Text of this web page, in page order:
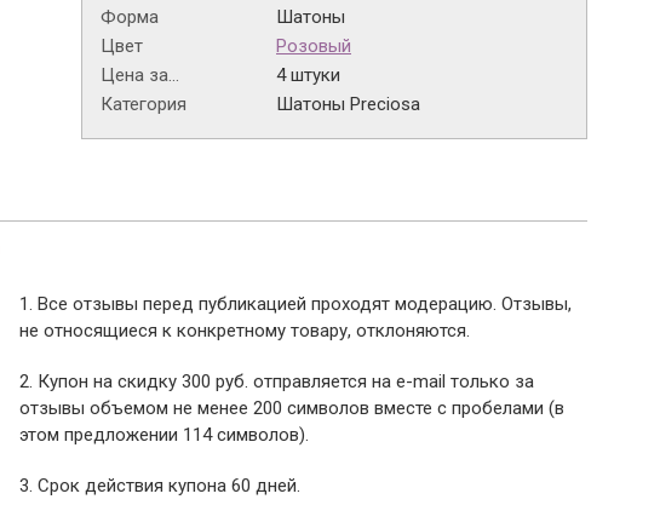
Форма
Шатоны
Цвет
Розовый
Цена за...
4 штуки
Категория
Шатоны Preciosa
1. Все отзывы перед публикацией проходят модерацию. Отзывы,
не относящиеся к конкретному товару, отклоняются.
2. Купон на скидку 300 руб. отправляется на e-mail только за
отзывы объемом не менее 200 символов вместе с пробелами (в
этом предложении 114 символов).
3. Срок действия купона 60 дней.